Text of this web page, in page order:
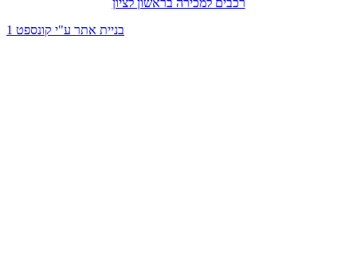
רכבים למכירה בראשון לציון
בניית אתר ע"י קונספט 1